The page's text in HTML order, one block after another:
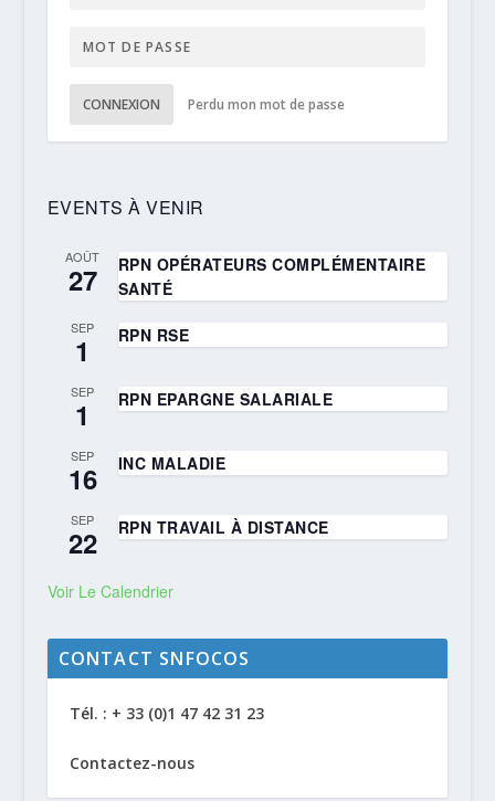
CONNEXION Perdu mon mot de passe
EVENTS À VENIR
AOÛT
27
RPN OPÉRATEURS COMPLÉMENTAIRE
SANTÉ
SEP
1 RPN RSE
SEP
1 RPN EPARGNE SALARIALE
SEP
16 INC MALADIE
SEP
22 RPN TRAVAIL À DISTANCE
Voir Le Calendrier
CONTACT SNFOCOS
Tél. : + 33 (0)1 47 42 31 23
Contactez-nous